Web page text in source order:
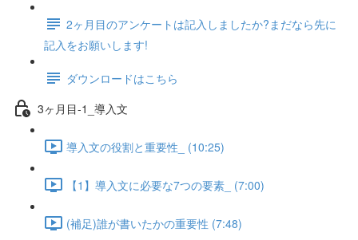
2ヶ月目のアンケートは記入しましたか?まだなら先に
記入をお願いします!
ダウンロードはこちら
3ヶ月目-1_導入文
導入文の役割と重要性_ (10:25)
【1】導入文に必要な7つの要素_ (7:00)
(補足)誰が書いたかの重要性 (7:48)